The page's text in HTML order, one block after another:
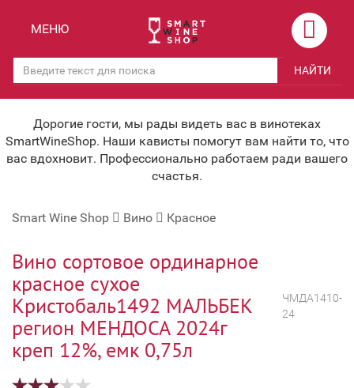
Скидки
Мероприятия
Корпоративным клиентам
Под заказ
Бонусная система
Наша команда
关于我们
Вино крепленое
Вино игристое и Шампанское
Вино безалкогольное
Бренди, Коньяк, Арманьяк
Виски и Бурбон
Пиво и слабоалк. напитки
Ликер
Прочие алкогольные напитки
МЕНЮ
НАЙТИ
Дорогие гости, мы рады видеть вас в винотеках
SmartWineShop. Наши кависты помогут вам найти то, что
вас вдохновит. Профессионально работаем ради вашего
счастья.
Smart Wine Shop Вино Красное
Вино сортовое ординарное
красное сухое
Кристобаль1492 МАЛЬБЕК
регион МЕНДОСА 2024г
креп 12%, емк 0,75л
ЧМДА1410-
24